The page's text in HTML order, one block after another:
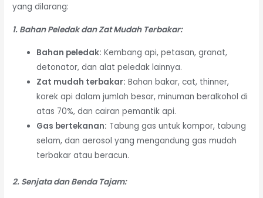
yang dilarang:
1. Bahan Peledak dan Zat Mudah Terbakar:
Bahan peledak: Kembang api, petasan, granat,
detonator, dan alat peledak lainnya.
Zat mudah terbakar: Bahan bakar, cat, thinner,
korek api dalam jumlah besar, minuman beralkohol di
atas 70%, dan cairan pemantik api.
Gas bertekanan: Tabung gas untuk kompor, tabung
selam, dan aerosol yang mengandung gas mudah
terbakar atau beracun.
2. Senjata dan Benda Tajam: